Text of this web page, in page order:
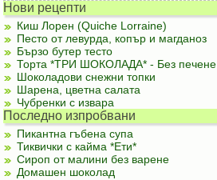
Нови рецепти
Киш Лорен (Quiche Lorraine)
Песто от левурда, копър и магданоз
Бързо бутер тесто
Торта *ТРИ ШОКОЛАДА* - Без печене
Шоколадови снежни топки
Шарена, цветна салата
Чубренки с извара
Последно изпробвани
Пикантна гъбена супа
Тиквички с кайма *Ети*
Сироп от малини без варене
Домашен шоколад